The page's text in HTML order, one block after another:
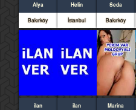
Alya
Bakırköy
Helin
İstanbul
Seda
Bakırköy
ilan ilan Marina